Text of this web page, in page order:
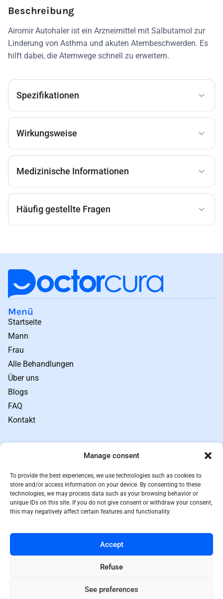
Manage consent
To provide the best experiences, we use technologies such as cookies to
store and/or access information on your device. By consenting to these
technologies, we may process data such as your browsing behavior or
unique IDs on this site. If you do not give consent or withdraw your consent,
this may negatively affect certain features and functionality.
Accept
Refuse
See preferences
Beschreibung
Airomir Autohaler ist ein Arzneimittel mit Salbutamol zur
Linderung von Asthma und akuten Atembeschwerden. Es
hilft dabei, die Atemwege schnell zu erweitern.
Spezifikationen
Wirkungsweise
Medizinische Informationen
Häufig gestellte Fragen
Menü
Startseite
Mann
Frau
Alle Behandlungen
Über uns
Blogs
FAQ
Kontakt
Geschäftsbedingungen
Datenschutz
Sitemap
Rückgabebedingungen
Preisprinzip
08 550 55 433
Amsterdam, The Netherlands